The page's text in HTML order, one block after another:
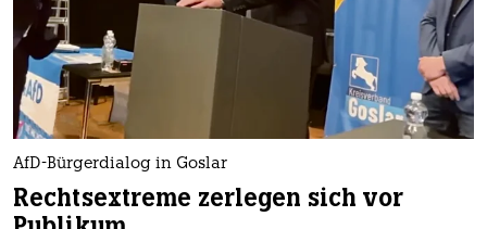
AfD-Bürgerdialog in Goslar
Rechtsextreme zerlegen sich vor